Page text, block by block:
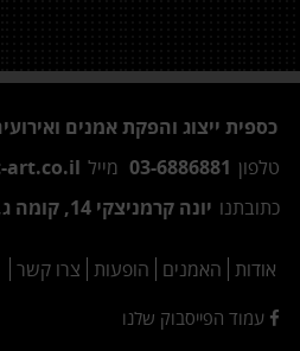
כספית ייצוג והפקת אמנים
טלפון 03-6886881 מייל art.co.il
כתובתנו יונה קרמניצקי 14, קומה ג, תל אביב.
אודות האמנים הופעות צרו קשר
עמוד הפייסבוק שלנו